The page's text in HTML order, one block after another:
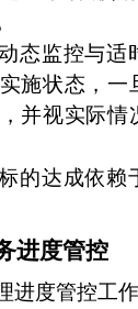
态监控与适
施状态，一
并视实际情
的达成依赖
进度管控
进度管控工